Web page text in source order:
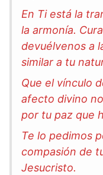
En Ti está la
la armonía.
devuélvenos a
similar a tu
Que el vínculo
afecto divino
por tu paz que
Te lo pedimos
compasión de
Jesucristo.